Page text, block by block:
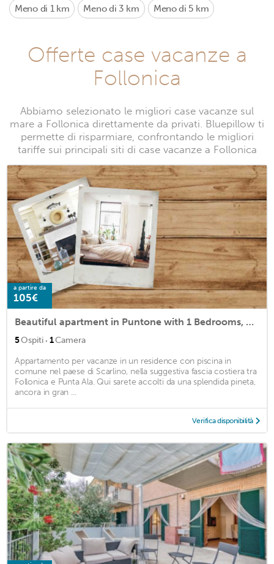
Meno di 1 km Meno di 3 km Meno di 5 km
Offerte case vacanze a
Follonica
Abbiamo selezionato le migliori case vacanze sul
mare a Follonica direttamente da privati. Bluepillow ti
permette di risparmiare, confrontando le migliori
tariffe sui principali siti di case vacanze a Follonica
a partire da
105€
Beautiful apartment in Puntone with 1 Bedrooms, WiFi and Outdoor swimming pool
5Ospiti · 1Camera
Appartamento per vacanze in un residence con piscina in
comune nel paese di Scarlino, nella suggestiva fascia costiera tra
Follonica e Punta Ala. Qui sarete accolti da una splendida pineta,
ancora in gran ...
Verifica disponibilità